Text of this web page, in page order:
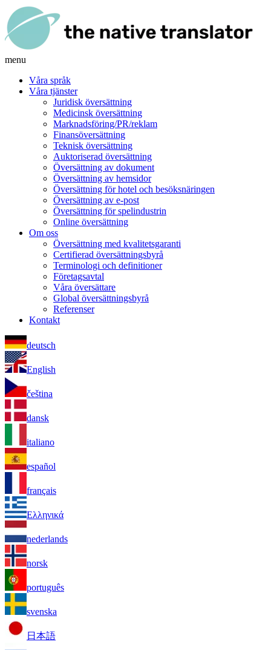
menu
Våra språk
Våra tjänster
Juridisk översättning
Medicinsk översättning
Marknadsföring/PR/reklam
Finansöversättning
Teknisk översättning
Auktoriserad översättning
Översättning av dokument
Översättning av hemsidor
Översättning för hotel och besöksnäringen
Översättning av e-post
Översättning för spelindustrin
Online översättning
Om oss
Översättning med kvalitetsgaranti
Certifierad översättningsbyrå
Terminologi och definitioner
Företagsavtal
Våra översättare
Global översättningsbyrå
Referenser
Kontakt
deutsch
English
čeština
dansk
italiano
español
français
Ελληνικά
nederlands
norsk
português
svenska
日本語